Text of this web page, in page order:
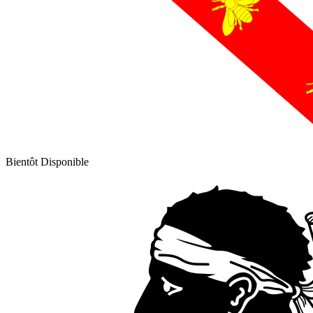
Bientôt Disponible